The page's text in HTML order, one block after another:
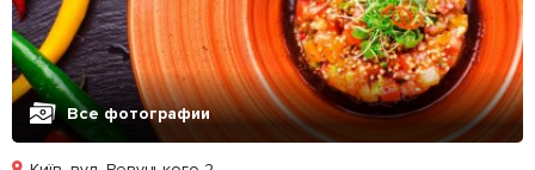
Все фотографии